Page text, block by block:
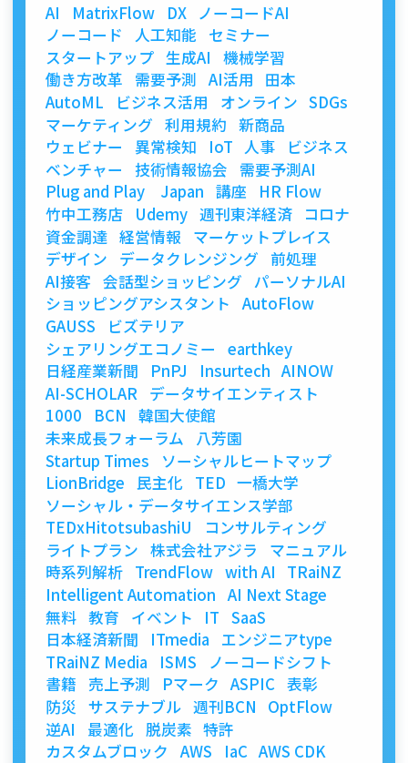
AI MatrixFlow DX
ノーコードAI
ノーコード
人工知能
セミナー
スタートアップ 生成AI
機械学習
働き方改革
需要予測 AI活用
田本
AutoML
ビジネス活用 オンライン SDGs
マーケティング 利用規約 新商品
ウェビナー
異常検知 IoT 人事
ビジネス
ベンチャー
技術情報協会
需要予測AI
Plug and Play Japan 講座
HR Flow
竹中工務店
Udemy 週刊東洋経済
コロナ
資金調達 経営情報
マーケットプレイス
デザイン
データクレンジング 前処理
AI接客 会話型ショッピング
パーソナルAI
ショッピングアシスタント
AutoFlow
GAUSS
ビズテリア
シェアリングエコノミー
earthkey
日経産業新聞
PnPJ Insurtech AINOW
AI-SCHOLAR
データサイエンティスト
1000
BCN
韓国大使館
未来成長フォーラム
八芳園
Startup Times
ソーシャルヒートマップ
LionBridge 民主化 TED 一橋大学
ソーシャル・データサイエンス学部
TEDxHitotsubashiU
コンサルティング
ライトプラン 株式会社アジラ
マニュアル
時系列解析 TrendFlow with AI
TRaiNZ
Intelligent Automation AI Next Stage
無料 教育 イベント IT SaaS
日本経済新聞
ITmedia
エンジニアtype
TRaiNZ Media
ISMS
ノーコードシフト
書籍
売上予測 Pマーク ASPIC 表彰
防災 サステナブル 週刊BCN
OptFlow
逆AI
最適化 脱炭素 特許
カスタムブロック
AWS IaC AWS CDK